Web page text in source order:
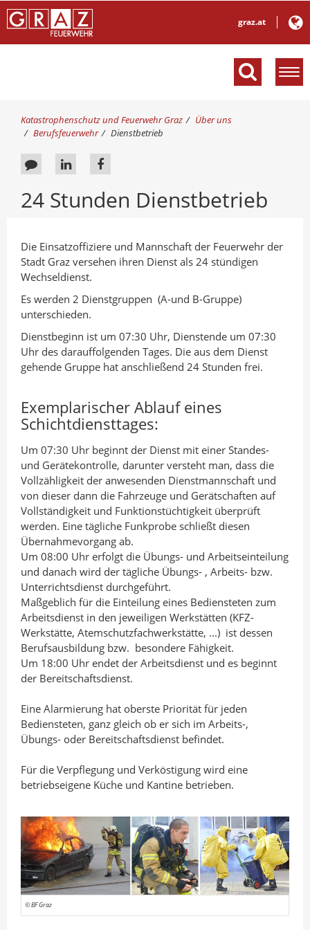
graz.at
M
e
S
i
d
h
r
:
Katastrophenschutz und Feuerwehr Graz
Über uns
Berufsfeuerwehr
Dienstbetrieb
F
e
a
c
k
a
n
A
u
o
r
A
f
n
k
e
d
I
n
t
i
l
e
n
A
f
c
b
o
k
t
i
l
n
24 Stunden Dienstbetrieb
Die Einsatzoffiziere und Mannschaft der Feuerwehr der
Stadt Graz versehen ihren Dienst als 24 stündigen
Wechseldienst.
Es werden 2 Dienstgruppen (A-und B-Gruppe)
unterschieden.
Dienstbeginn ist um 07:30 Uhr, Dienstende um 07:30
Uhr des darauffolgenden Tages. Die aus dem Dienst
gehende Gruppe hat anschließend 24 Stunden frei.
Exemplarischer Ablauf eines
Schichtdiensttages:
Um 07:30 Uhr beginnt der Dienst mit einer Standes-
und Gerätekontrolle, darunter versteht man, dass die
Vollzähligkeit der anwesenden Dienstmannschaft und
von dieser dann die Fahrzeuge und Gerätschaften auf
Vollständigkeit und Funktionstüchtigkeit überprüft
werden. Eine tägliche Funkprobe schließt diesen
Übernahmevorgang ab.
Um 08:00 Uhr erfolgt die Übungs- und Arbeitseinteilung
und danach wird der tägliche Übungs- , Arbeits- bzw.
Unterrichtsdienst durchgeführt.
Maßgeblich für die Einteilung eines Bediensteten zum
Arbeitsdienst in den jeweiligen Werkstätten (KFZ-
Werkstätte, Atemschutzfachwerkstätte, ...) ist dessen
Berufsausbildung bzw. besondere Fähigkeit.
Um 18:00 Uhr endet der Arbeitsdienst und es beginnt
der Bereitschaftsdienst.
Eine Alarmierung hat oberste Priorität für jeden
Bediensteten, ganz gleich ob er sich im Arbeits-,
Übungs- oder Bereitschaftsdienst befindet.
Für die Verpflegung und Verköstigung wird eine
betriebseigene Küche und Kantine betrieben.
© BF Graz